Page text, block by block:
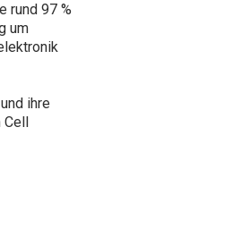
rund 97 %
um
ihre
Cell